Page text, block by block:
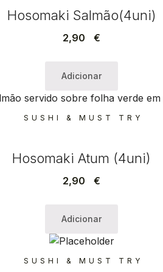
Hosomaki Salmão(4uni)
2,90 €
Adicionar
SUSHI & MUST TRY
Hosomaki Atum (4uni)
2,90 €
Adicionar
SUSHI & MUST TRY